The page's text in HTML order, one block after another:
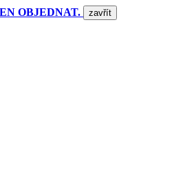
OBJEDNAT. zavřít